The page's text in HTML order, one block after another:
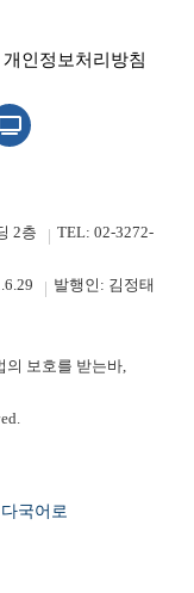
개인정보처리방침
2층
TEL: 02-3272-
발행인: 김정태
의 보호를 받는바,
국어로